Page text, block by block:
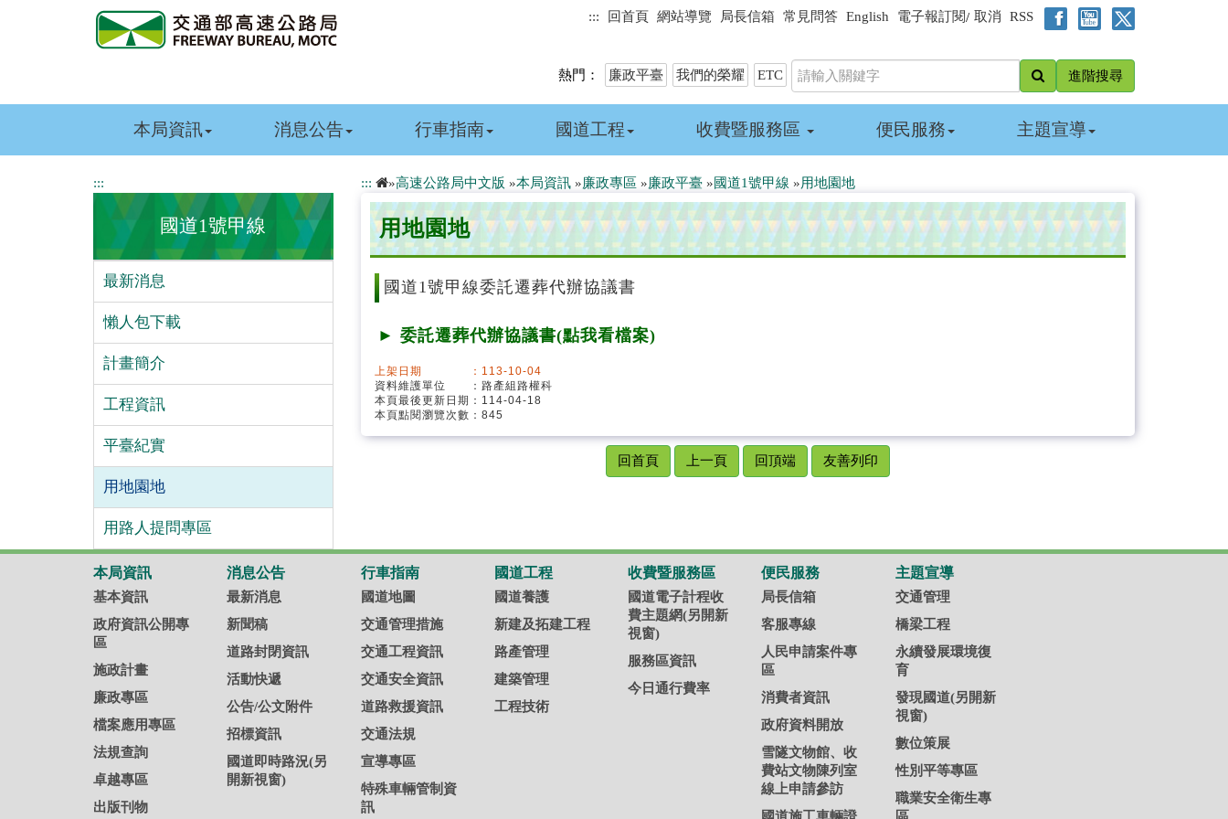
容
::: 回首頁 網站導覽 局長信箱 常見問答 English 電子報訂閱/ 取消 RSS
熱門： 廉政平臺 我們的榮耀 ETC 進階搜尋
本局資訊 消息公告 行車指南 國道工程 收費暨服務區 便民服務 主題宣導
:::
國道1號甲線
最新消息
懶人包下載
計畫簡介
工程資訊
平臺紀實
用地園地
用路人提問專區
::: »高速公路局中文版 »本局資訊» 廉政專區 » 廉政平臺»國道1號甲線 »用地園地
用地園地
國道1號甲線委託遷葬代辦協議書
► 委託遷葬代辦協議書(點我看檔案)
上架日期 ：113-10-04
資料維護單位 ：路產組路權科
本頁最後更新日期：114-04-18
本頁點閱瀏覽次數：845
回首頁 上一頁 回頂端 友善列印
本局資訊
基本資訊
政府資訊公開專
區
施政計畫
廉政專區
檔案應用專區
法規查詢
卓越專區
出版刊物
消息公告
最新消息
新聞稿
道路封閉資訊
活動快遞
公告/公文附件
招標資訊
國道即時路況(另
開新視窗)
行車指南
國道地圖
交通管理措施
交通工程資訊
交通安全資訊
道路救援資訊
交通法規
宣導專區
特殊車輛管制資
訊
國道工程
國道養護
新建及拓建工程
路產管理
建築管理
工程技術
收費暨服務區
國道電子計程收
費主題網(另開新
視窗)
服務區資訊
今日通行費率
便民服務
局長信箱
客服專線
人民申請案件專
區
消費者資訊
政府資料開放
雪隧文物館、收
費站文物陳列室
線上申請參訪
主題宣導
交通管理
橋梁工程
永續發展環境復
育
發現國道(另開新
視窗)
數位策展
性別平等專區
職業安全衛生專